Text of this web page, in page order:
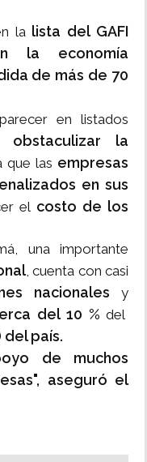
la lista del GAFI
la economía
de más de 70
en listados
obstaculizar la
que las empresas
en sus
el costo de los
una importante
, cuenta con casi
nacionales y
del 10 %del
país.
de muchos
aseguró el